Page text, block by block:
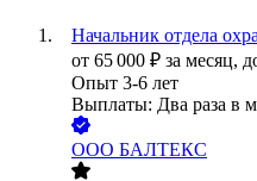
Начальник отдела
от 65 000 ₽ за месяц,
Опыт 3-6 лет
Выплаты: Два раза в
ООО БАЛТЕКС